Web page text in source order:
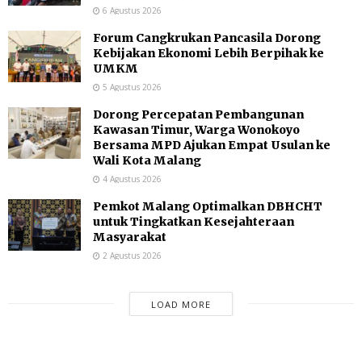
6 Agustus 2026
Forum Cangkrukan Pancasila Dorong
Kebijakan Ekonomi Lebih Berpihak ke
UMKM
5 Agustus 2026
Dorong Percepatan Pembangunan
Kawasan Timur, Warga Wonokoyo
Bersama MPD Ajukan Empat Usulan ke
Wali Kota Malang
4 Agustus 2026
Pemkot Malang Optimalkan DBHCHT
untuk Tingkatkan Kesejahteraan
Masyarakat
2 Agustus 2026
LOAD MORE